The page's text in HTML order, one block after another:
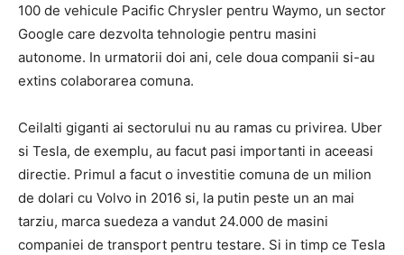
100 de vehicule Pacific Chrysler pentru Waymo, un sector
Google care dezvolta tehnologie pentru masini
autonome. In urmatorii doi ani, cele doua companii si-au
extins colaborarea comuna.
Ceilalti giganti ai sectorului nu au ramas cu privirea. Uber
si Tesla, de exemplu, au facut pasi importanti in aceeasi
directie. Primul a facut o investitie comuna de un milion
de dolari cu Volvo in 2016 si, la putin peste un an mai
tarziu, marca suedeza a vandut 24.000 de masini
companiei de transport pentru testare. Si in timp ce Tesla